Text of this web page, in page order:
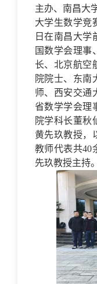
主办、南昌大
大学生数学竞
日在南昌大学
国数学会理事
长、北京航空
院院士、 东南
师、 西安交通
省数学学会理
院学科长董秋
黄先玖教授，
教师代表共40
先玖教授主持。